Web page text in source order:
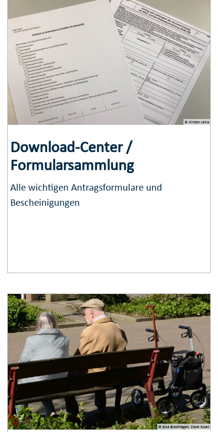
© Kirsten Jeike
Download-Center /
Formularsammlung
Alle wichtigen Antragsformulare und
Bescheinigungen
© Elke Brochhagen, Stadt Essen